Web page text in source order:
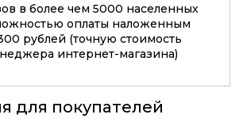
в более чем 5000 населенных
оплаты наложенным
рублей (точную стоимость
интернет-магазина)
для покупателей